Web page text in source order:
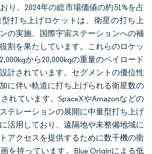
り、2024年の総市場価値の約51%を占
打ち上げロケットは、衛星の打ち上
の実施、国際宇宙ステーションへの補
割を果たしています。これらのロケッ
から20,000kgの重量のペイロード
計されています。セグメントの優位性
に伴い軌道に打ち上げられる衛星数の
れています。SpaceXやAmazonなどの
テレーションの展開に中量型打ち上げ
活用しており、遠隔地や未整備地域に
アクセスを提供するために数千機の衛
を持っています。Blue Originによる低